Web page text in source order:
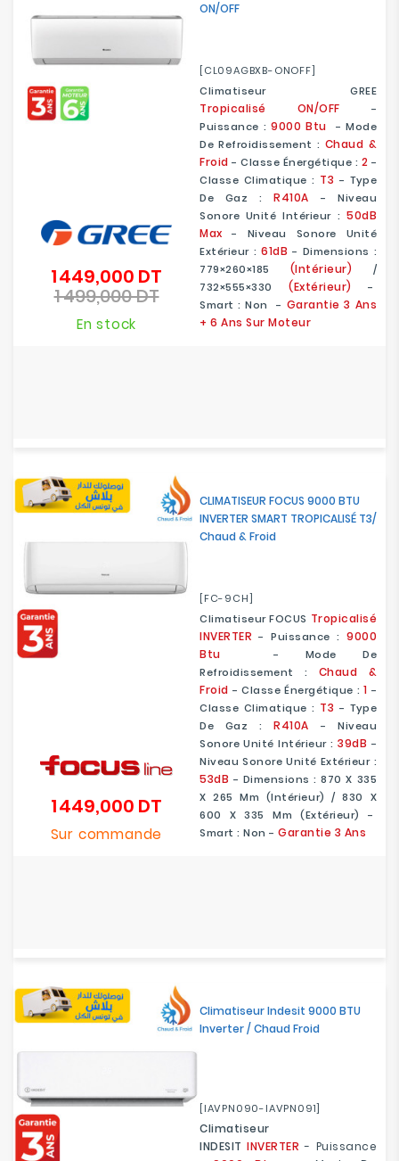
ON/OFF
[CL09AGBXB-ONOFF]
Climatiseur GREE
Tropicalisé ON/OFF -
Puissance : 9000 Btu - Mode
De Refroidissement : Chaud &
Froid - Classe Énergétique : 2 -
Classe Climatique : T3 - Type
De Gaz :R410A - Niveau
Sonore Unité Intérieur : 50dB
Max - Niveau Sonore Unité
Extérieur : 61dB - Dimensions :
779×260×185 (Intérieur) /
732×555×330 (Extérieur) -
Smart : Non - Garantie 3 Ans
+ 6 Ans Sur Moteur
1 449,000 DT
1 499,000 DTPrix
En stock
CLIMATISEUR FOCUS 9000 BTU
INVERTER SMART TROPICALISÉ T3/
Chaud & Froid
[FC-9CH]
Climatiseur FOCUS Tropicalisé
INVERTER - Puissance : 9000
Btu - Mode De
Refroidissement : Chaud &
Froid - Classe Énergétique : 1 -
Classe Climatique : T3 - Type
De Gaz :R410A - Niveau
Sonore Unité Intérieur :39dB -
Niveau Sonore Unité Extérieur :
53dB - Dimensions : 870 X 335
X 265 Mm (Intérieur) / 830 X
600 X 335 Mm (Extérieur) -
Smart : Non - Garantie 3 Ans
1 449,000 DT
Sur commande
Climatiseur Indesit 9000 BTU
Inverter / Chaud Froid
[IAVPN090-IAVPN091]
Climatiseur
INDESIT INVERTER - Puissance